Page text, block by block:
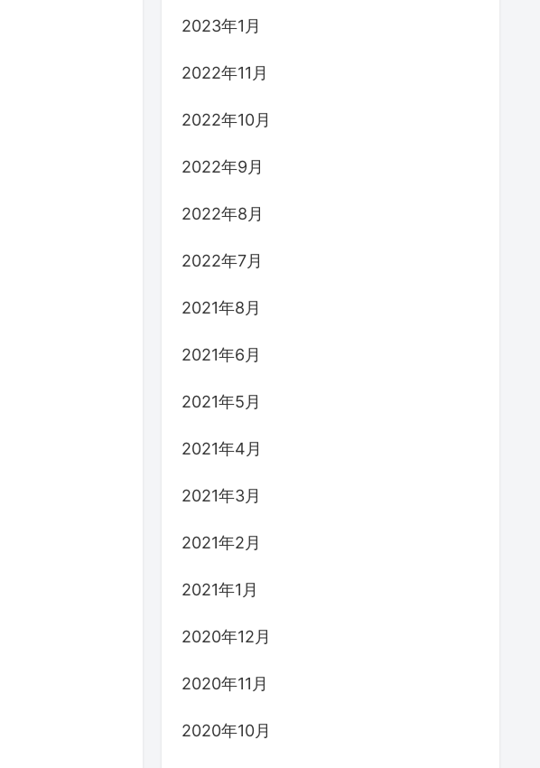
2023年1月
2022年11月
2022年10月
2022年9月
2022年8月
2022年7月
2021年8月
2021年6月
2021年5月
2021年4月
2021年3月
2021年2月
2021年1月
2020年12月
2020年11月
2020年10月